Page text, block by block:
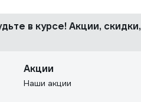
в курсе! Акции,
Акции
Наши акции